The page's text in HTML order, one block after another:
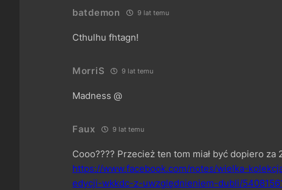
batdemon 9 lat temu
Cthulhu fhtagn!
MorriS 9 lat temu
Madness @
Faux 9 lat temu
Cooo???? Przecież ten tom miał być dopiero za
https://www.facebook.com/notes/wielka-
edycji-wkkdc-z-uwzględnieniem-dubli/